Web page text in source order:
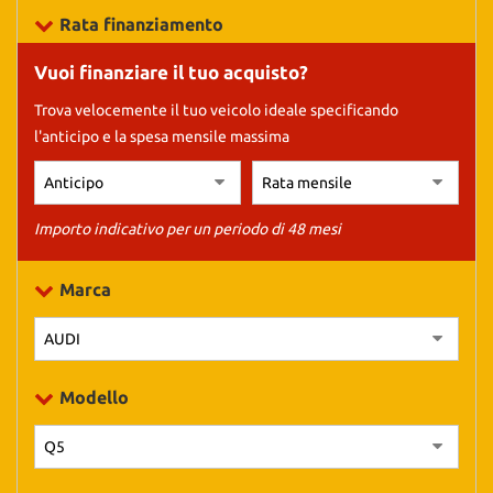
Rata finanziamento
Vuoi finanziare il tuo acquisto?
Trova velocemente il tuo veicolo ideale specificando
l'anticipo e la spesa mensile massima
Importo indicativo per un periodo di 48 mesi
Marca
Modello
che
per
le
funzionalità
e
svolgere
le
attività
descritte.
Per
ottenere
maggiori
sull'utilità
e
sul
funzionamento